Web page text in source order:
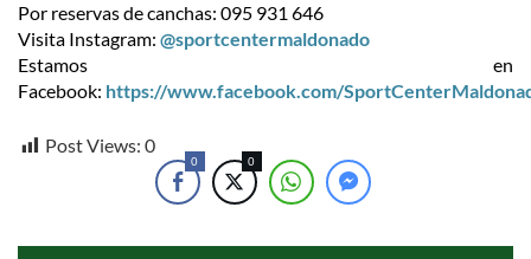
Por reservas de canchas: 095 931 646
Visita Instagram: @sportcentermaldonado
Estamos en
Facebook: https://www.facebook.com/
Post Views: 0
0 0